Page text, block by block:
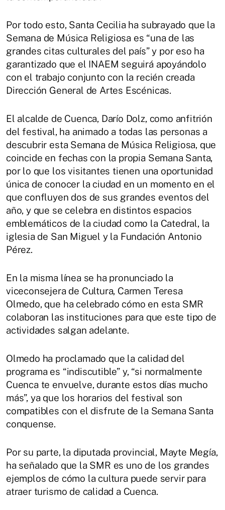
Por todo esto, Santa Cecilia ha subrayado que la
Semana de Música Religiosa es “una de las
grandes citas culturales del país” y por eso ha
garantizado que el INAEM seguirá apoyándolo
con el trabajo conjunto con la recién creada
Dirección General de Artes Escénicas.
El alcalde de Cuenca, Darío Dolz, como anfitrión
del festival, ha animado a todas las personas a
descubrir esta Semana de Música Religiosa, que
coincide en fechas con la propia Semana Santa,
por lo que los visitantes tienen una oportunidad
única de conocer la ciudad en un momento en el
que confluyen dos de sus grandes eventos del
año, y que se celebra en distintos espacios
emblemáticos de la ciudad como la Catedral, la
iglesia de San Miguel y la Fundación Antonio
Pérez.
En la misma línea se ha pronunciado la
viceconsejera de Cultura, Carmen Teresa
Olmedo, que ha celebrado cómo en esta SMR
colaboran las instituciones para que este tipo de
actividades salgan adelante.
Olmedo ha proclamado que la calidad del
programa es “indiscutible” y, “si normalmente
Cuenca te envuelve, durante estos días mucho
más”, ya que los horarios del festival son
compatibles con el disfrute de la Semana Santa
conquense.
Por su parte, la diputada provincial, Mayte Megía,
ha señalado que la SMR es uno de los grandes
ejemplos de cómo la cultura puede servir para
atraer turismo de calidad a Cuenca.